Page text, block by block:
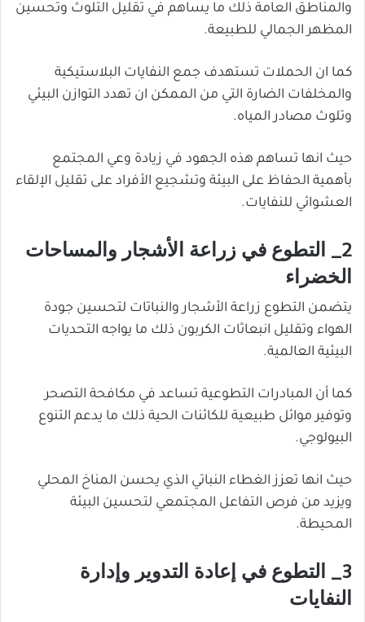
والمناطق العامة ذلك ما يساهم في تقليل التلوث وتحسين
المظهر الجمالي للطبيعة.
كما ان الحملات تستهدف جمع النفايات البلاستيكية
والمخلفات الضارة التي من الممكن ان تهدد التوازن البيئي
وتلوث مصادر المياه.
حيث انها تساهم هذه الجهود في زيادة وعي المجتمع
بأهمية الحفاظ على البيئة وتشجيع الأفراد على تقليل الإلقاء
العشوائي للنفايات.
2_ التطوع في زراعة الأشجار والمساحات
الخضراء
يتضمن التطوع زراعة الأشجار والنباتات لتحسين جودة
الهواء وتقليل انبعاثات الكربون ذلك ما يواجه التحديات
البيئية العالمية.
كما أن المبادرات التطوعية تساعد في مكافحة التصحر
وتوفير موائل طبيعية للكائنات الحية ذلك ما يدعم التنوع
البيولوجي.
حيث انها تعزز الغطاء النباتي الذي يحسن المناخ المحلي
ويزيد من فرص التفاعل المجتمعي لتحسين البيئة
المحيطة.
3_ التطوع في إعادة التدوير وإدارة
النفايات